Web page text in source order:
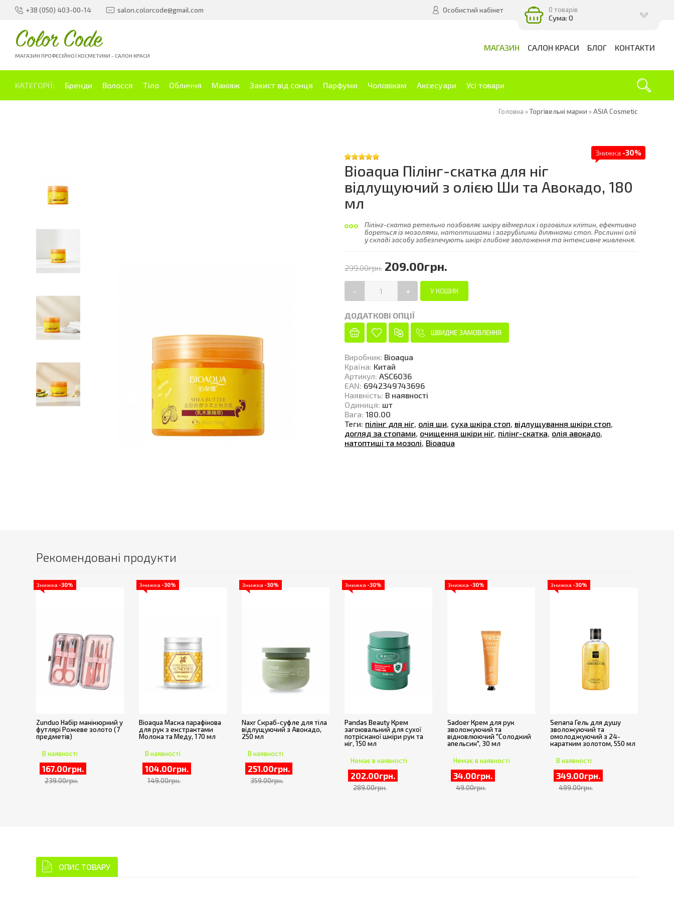
+38 (050) 403-00-14 salon.colorcode@gmail.com Особистий кабінет 0 товарів
Сума: 0
Color Code
МАГАЗИН ПРОФЕСІЙНОЇ КОСМЕТИКИ - САЛОН КРАСИ
МАГАЗИН САЛОН КРАСИ БЛОГ КОНТАКТИ
КАТЕГОРІЇ: Бренди Волосся Тіло Обличчя Макіяж Захист від сонця Парфуми Чоловікам Аксесуари Усі товари
Головна »Торгівельні марки »ASIA Cosmetic
Знижка -30%
Bioaqua Пілінг-скатка для ніг
відлущуючий з олією Ши та Авокадо, 180
мл
Пілінг-скатка ретельно позбавляє шкіру відмерлих і орговілих клітин, ефективно
бореться із мозолями, натоптишами і загрубілими ділянками стоп. Рослинні олії
у складі засобу забезпечують шкірі глибоке зволоження та інтенсивне живлення.
299.00грн. 209.00грн.
- +
ДОДАТКОВІ ОПЦІЇ
ШВИДКЕ ЗАМОВЛЕННЯ
Виробник: Bioaqua
Країна: Китай
Артикул: ASC6036
EAN: 6942349743696
Наявність: В наявності
Одиниця: шт
Вага: 180.00
Теги: пілінг для ніг, олія ши, суха шкіра стоп, відлущування шкіри стоп,
догляд за стопами, очищення шкіри ніг, пілінг-скатка, олія авокадо,
натоптиші та мозолі, Bioaqua
Рекомендовані продукти
Знижка -30%
Zunduo Набір манікюрний у
футлярі Рожеве золото (7
предметів)
В наявності
167.00грн.
239.00грн.
Знижка -30%
Bioaqua Маска парафінова
для рук з екстрактами
Молока та Меду, 170 мл
В наявності
104.00грн.
149.00грн.
Знижка -30%
Naxr Скраб-суфле для тіла
відлущуючий з Авокадо,
250 мл
В наявності
251.00грн.
359.00грн.
Знижка -30%
Pandas Beauty Крем
загоювальний для сухої
потрісканої шкіри рук та
ніг, 150 мл
Немає в наявності
202.00грн.
289.00грн.
Знижка -30%
Sadoer Крем для рук
зволожуючий та
відновлюючий "Солодкий
апельсин", 30 мл
Немає в наявності
34.00грн.
49.00грн.
Знижка -30%
Senana Гель для душу
зволожуючий та
омолоджуючий з 24-
каратним золотом, 550 мл
В наявності
349.00грн.
499.00грн.
ОПИС ТОВАРУ